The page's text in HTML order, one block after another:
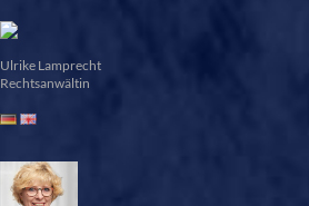
Ulrike Lamprecht
Rechtsanwältin